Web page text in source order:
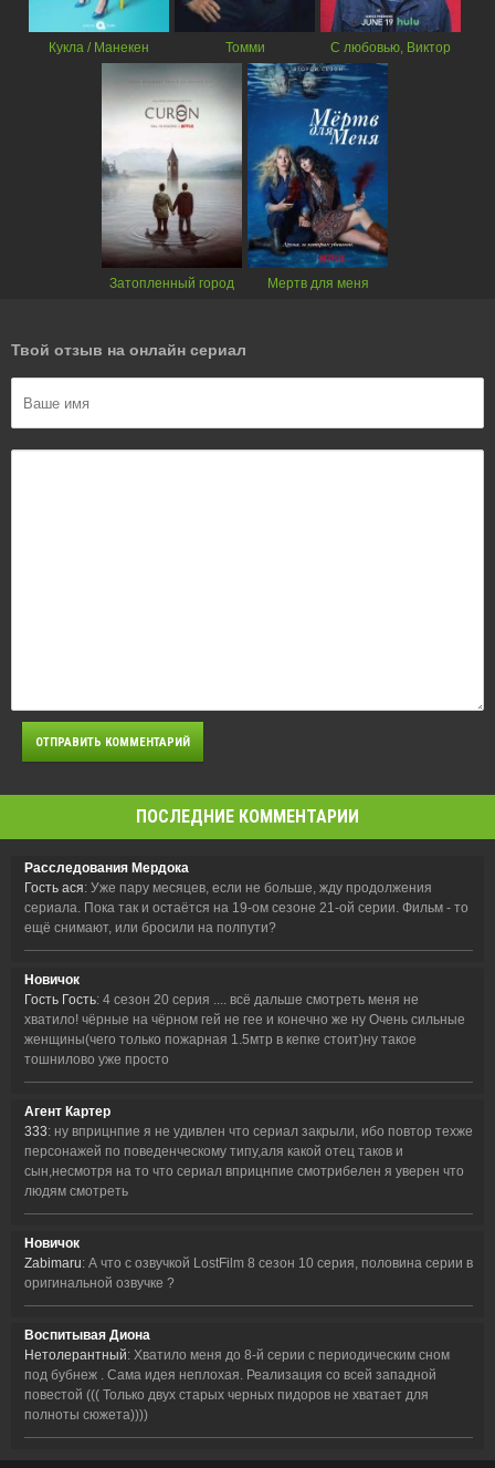
Кукла / Манекен Томми С любовью, Виктор
Затопленный город Мертв для меня
Твой отзыв на онлайн сериал
ПОСЛЕДНИЕ КОММЕНТАРИИ
Расследования Мердока
Гость ася: Уже пару месяцев, если не больше, жду продолжения
сериала. Пока так и остаётся на 19-ом сезоне 21-ой серии. Фильм - то
ещё снимают, или бросили на полпути?
Новичок
Гость Гость: 4 сезон 20 серия .... всё дальше смотреть меня не
хватило! чёрные на чёрном гей не гее и конечно же ну Очень сильные
женщины(чего только пожарная 1.5мтр в кепке стоит)ну такое
тошнилово уже просто
Агент Картер
333: ну вприцнпие я не удивлен что сериал закрыли, ибо повтор техже
персонажей по поведенческому типу,аля какой отец таков и
сын,несмотря на то что сериал вприцнпие смотрибелен я уверен что
людям смотреть
Новичок
Zabimaru: А что с озвучкой LostFilm 8 сезон 10 серия, половина серии в
оригинальной озвучке ?
Воспитывая Диона
Нетолерантный: Хватило меня до 8-й серии с периодическим сном
под бубнеж . Сама идея неплохая. Реализация со всей западной
повестой ((( Только двух старых черных пидоров не хватает для
полноты сюжета))))